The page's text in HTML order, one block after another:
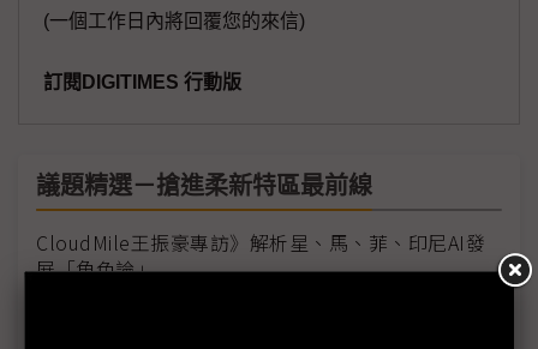
(一個工作日內將回覆您的來信)
訂閱DIGITIMES 行動版
議題精選－搶進柔新特區最前線
CloudMile王振豪專訪》解析星、馬、菲、印尼AI發
展「角色論」